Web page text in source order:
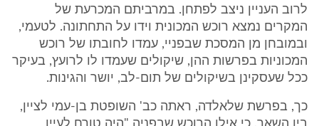
לרוב העניין ניצב לפתחן. במרביתם המכרעת של
המקרים נמצא רוכש המכונית וידו על התחתונה. לטעמי,
ובמובחן מן המסכת שבפניי, עמדו לחובתו של רוכש
המכוניות בפרשות ההן, שיקולים שעמדו לו לרועץ, בעיקר
ככל שעסקינן בשיקולים של תום-לב, יושר והגינות.
כך, בפרשת שלאלדה, ראתה כב' השופטת בן-עמי לציין,